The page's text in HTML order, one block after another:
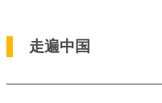
走遍中国